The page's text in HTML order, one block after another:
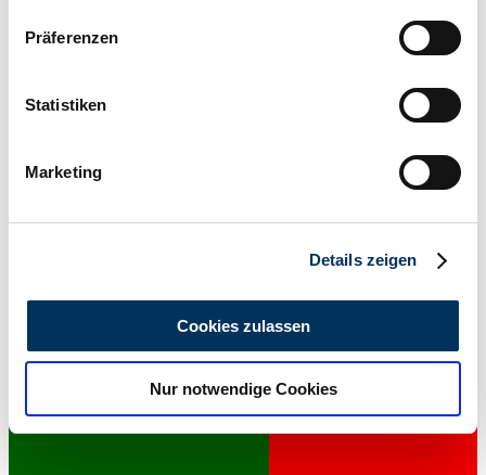
Informationen über Ihre geografische Lage
können
bestimmten Merkmalen (Fingerprinting) identifizieren
Erfahren Sie mehr darüber, wie Ihre persönlichen Daten
analysieren. Außerdem geben wir Informationen zu Ihrer
Verwendung unserer Website an unsere Partner für
soziale Medien, Werbung und Analysen weiter. Unsere
Präferenzen
Statistiken
Marketing
Details zeigen
Cookies zulassen
Nur notwendige Cookies